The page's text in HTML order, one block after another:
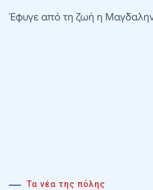
Έφυγε από τη ζωή η
Τα νέα της πόλης